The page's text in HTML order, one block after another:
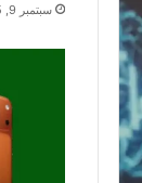
سبتمبر 9, 2025